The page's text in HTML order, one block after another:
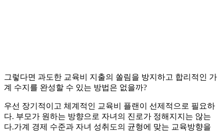
그렇다면 과도한 교육비 지출의 쏠림을 방지하고 합리적인 가
계 수지를 완성할 수 있는 방법은 없을까?
우선 장기적이고 체계적인 교육비 플랜이 선제적으로 필요하
다. 부모가 원하는 방향으로 자녀의 진로가 정해지지는 않는
다.가계 경제 수준과 자녀 성취도의 균형에 맞는 교육방향을